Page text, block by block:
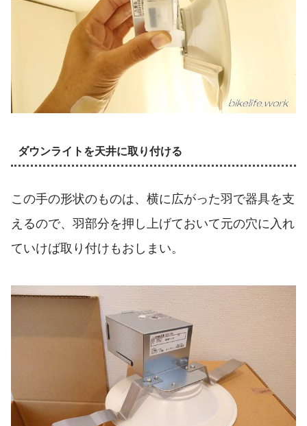
ダウンライトを天井に取り付ける
この手の形状のものは、横に広がった羽で器具を支
えるので、羽部分を押し上げておいて元の穴に入れ
ていけば取り付けもおしまい。